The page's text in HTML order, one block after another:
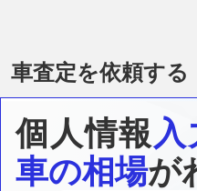
車査定を依頼する
個人情報
車の相場が